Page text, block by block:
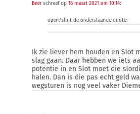
Beer schreef op 16 maart 2021 om 10:14:
open/sluit de onderstaande quote:
Ik zie liever hem houden en Slot
slag gaan. Daar hebben we iets
potentie in en Slot moet die
halen. Dan is die pas echt geld
wegsturen is nog veel vaker